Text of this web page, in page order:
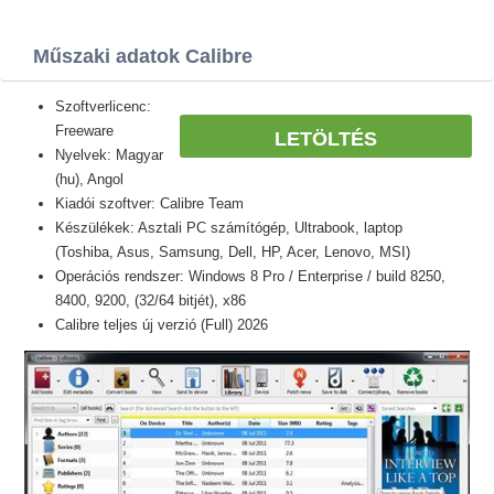
Műszaki adatok Calibre
LETÖLTÉS
Szoftverlicenc:
Freeware
Nyelvek: Magyar
(hu), Angol
Kiadói szoftver: Calibre Team
Készülékek: Asztali PC számítógép, Ultrabook, laptop
(Toshiba, Asus, Samsung, Dell, HP, Acer, Lenovo, MSI)
Operációs rendszer: Windows 8 Pro / Enterprise / build 8250,
8400, 9200, (32/64 bitjét), x86
Calibre teljes új verzió (Full) 2026